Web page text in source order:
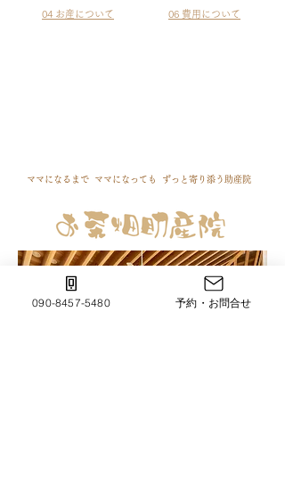
04 お産について 06 費用について
ママになるまで ママになっても ずっと寄り添う助産院
090-8457-5480 予約・お問合せ